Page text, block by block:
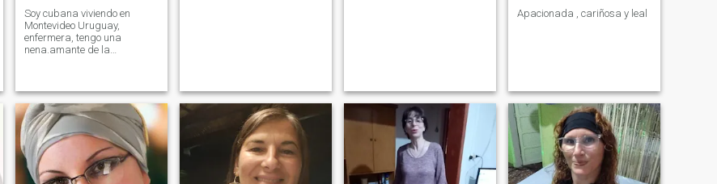
Soy cubana viviendo en
Montevideo Uruguay,
enfermera, tengo una
nena.amante de la
una nueva oportunidad en el
amor, buscando una relación
estable y seria sin nada de
juegos ni engaños
Apacionada , cariñosa y leal